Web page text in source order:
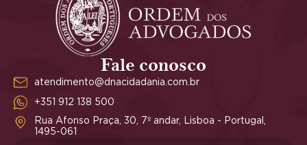
Fale conosco
atendimento@dnacidadania.com.br
+351 912 138 500
Rua Afonso Praça, 30, 7º andar, Lisboa - Portugal,
1495-061